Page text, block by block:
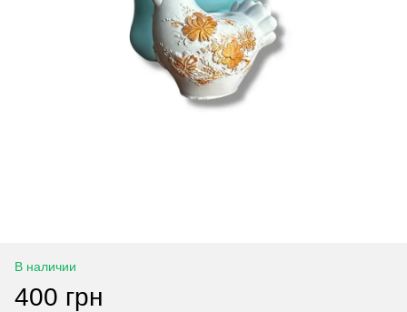
В наличии
400 грн